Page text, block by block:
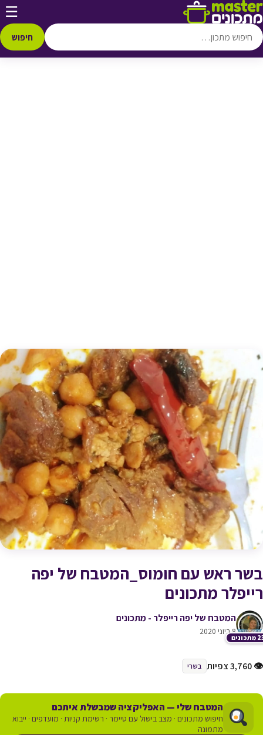
דלג לתוכן ☰
חיפוש
בשר ראש עם חומוס_המטבח של יפה
רייפלר מתכונים
המטבח של יפה רייפלר - מתכונים
8 ביוני 2020
♥ הוספה
👁 3,760 צפיות בשרי
המטבח שלי — האפליקציה שמבשלת איתכם
חיפוש מתכונים · מצב בישול עם טיימר · רשימת קניות · מועדפים · ייבוא
מתמונה